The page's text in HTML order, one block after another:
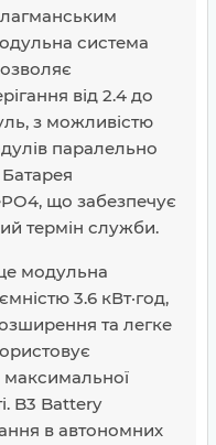
система
від 2.4 до
з можливістю
паралельно
що забезпечує
термін служби.
модульна
3.6 кВт·год,
та легке
максимальної
B3 Battery
в автономних